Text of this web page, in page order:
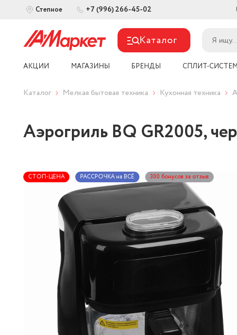
Степное +7 (996) 266-45-02
Каталог
АКЦИИ МАГАЗИНЫ БРЕНДЫ СПЛИТ-
Каталог Мелкая бытовая техника Кухонная техника
Аэрогриль BQ GR2005,
СТОП-ЦЕНА РАССРОЧКА на ВСЁ 300 бонусов за отзыв